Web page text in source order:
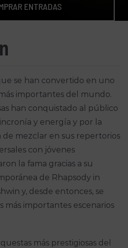
ENTRADAS
se han convertido en uno
importantes del mundo.
han conquistado al público
y energía y por la
mezclar en sus repertorios
con jóvenes
la fama gracias a su
de Rhapsody in
y, desde entonces, se
más importantes escenarios
más prestigiosas del